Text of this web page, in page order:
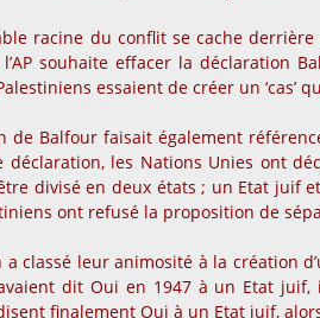
racine du conflit se cache
l’AP souhaite effacer la déclaration
essaient de créer un
de Balfour faisait également
déclaration, les Nations Unies ont
divisé en deux états ; un Etat juif
ont refusé la proposition de
a classé leur animosité à la création
dit Oui en 1947 à un Etat
disent finalement Oui à un Etat juif,